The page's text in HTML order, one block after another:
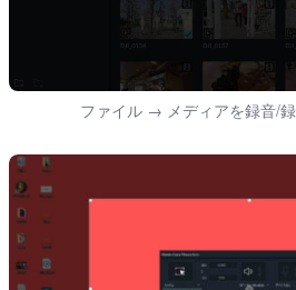
ファイル → メディアを録音/